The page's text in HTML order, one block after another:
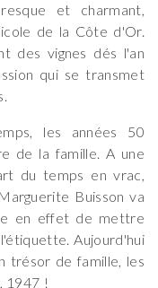
et charmant,
de la Côte d'Or.
des vignes dés l'an
qui se transmet
les années 50
de la famille. A une
du temps en vrac,
Buisson va
en effet de mettre
Aujourd'hui
trésor de famille, les
1947 !